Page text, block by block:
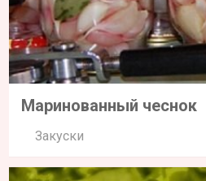
Маринованный чеснок
Закуски